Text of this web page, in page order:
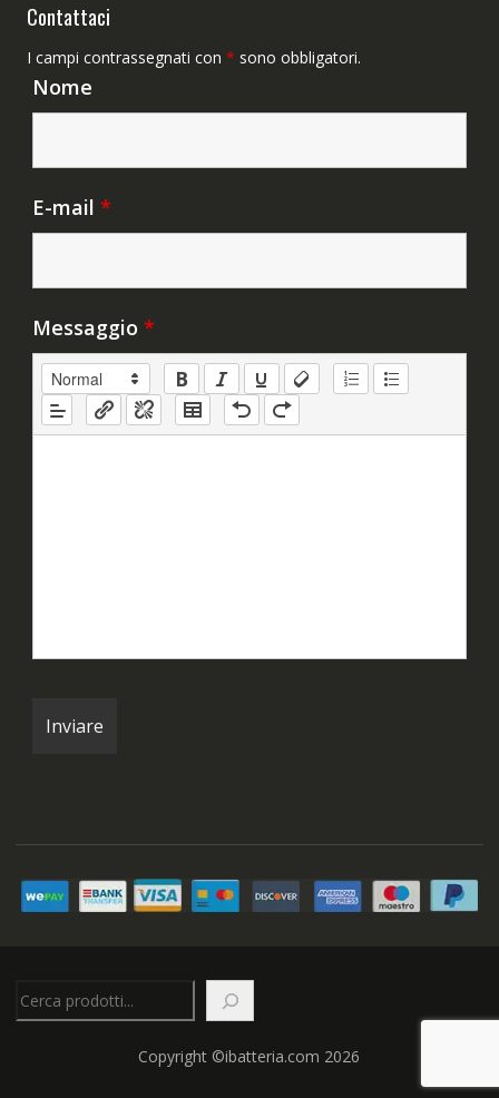
Contattaci
I campi contrassegnati con * sono obbligatori.
Nome
E-mail *
Messaggio *
Copyright ©ibatteria.com 2026